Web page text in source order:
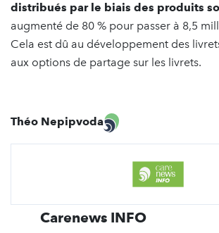
distribués par le biais des produits
augmenté de 80 % pour passer à 8,5
Cela est dû au développement des
aux options de partage sur les livrets.
Théo Nepipvoda
Carenews INFO